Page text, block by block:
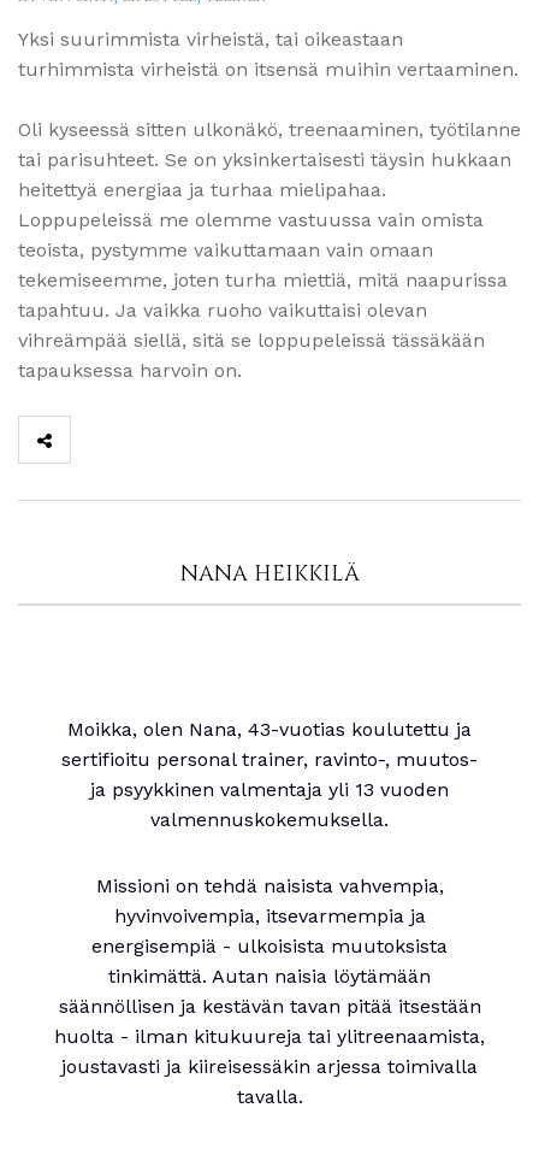
Yksi suurimmista virheistä, tai oikeastaan
turhimmista virheistä on itsensä muihin vertaaminen.
Oli kyseessä sitten ulkonäkö, treenaaminen, työtilanne
tai parisuhteet. Se on yksinkertaisesti täysin hukkaan
heitettyä energiaa ja turhaa mielipahaa.
Loppupeleissä me olemme vastuussa vain omista
teoista, pystymme vaikuttamaan vain omaan
tekemiseemme, joten turha miettiä, mitä naapurissa
tapahtuu. Ja vaikka ruoho vaikuttaisi olevan
vihreämpää siellä, sitä se loppupeleissä tässäkään
tapauksessa harvoin on.
NANA HEIKKILÄ
Moikka, olen Nana, 43-vuotias koulutettu ja
sertifioitu personal trainer, ravinto-, muutos-
ja psyykkinen valmentaja yli 13 vuoden
valmennuskokemuksella.
Missioni on tehdä naisista vahvempia,
hyvinvoivempia, itsevarmempia ja
energisempiä - ulkoisista muutoksista
tinkimättä. Autan naisia löytämään
säännöllisen ja kestävän tavan pitää itsestään
huolta - ilman kitukuureja tai ylitreenaamista,
joustavasti ja kiireisessäkin arjessa toimivalla
tavalla.